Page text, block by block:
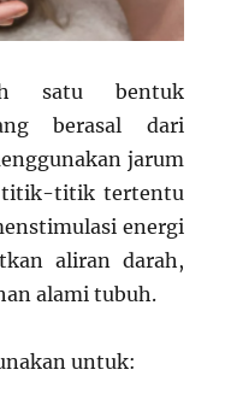
satu bentuk
berasal dari
jarum
titik-titik tertentu
energi
aliran darah,
alami tubuh.
untuk: